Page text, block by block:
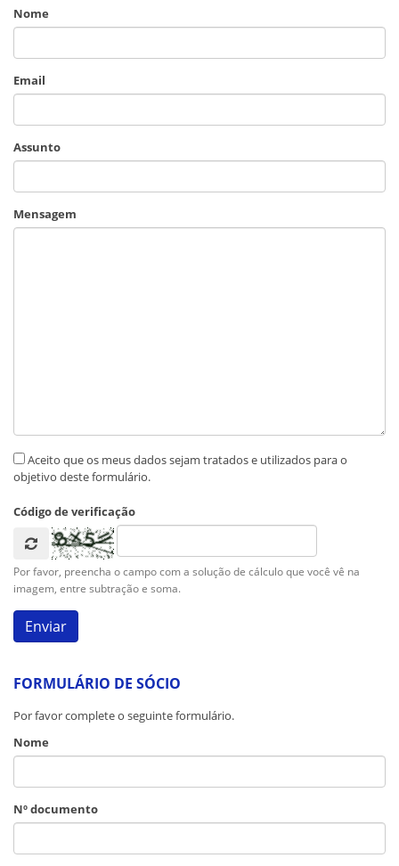
Nome
Email
Assunto
Mensagem
Aceito que os meus dados sejam tratados e utilizados para o
objetivo deste formulário.
Código de verificação
Por favor, preencha o campo com a solução de cálculo que você vê na
imagem, entre subtração e soma.
FORMULÁRIO DE SÓCIO
Por favor complete o seguinte formulário.
Nome
Nº documento